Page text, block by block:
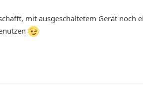
mit ausgeschaltetem Gerät noch